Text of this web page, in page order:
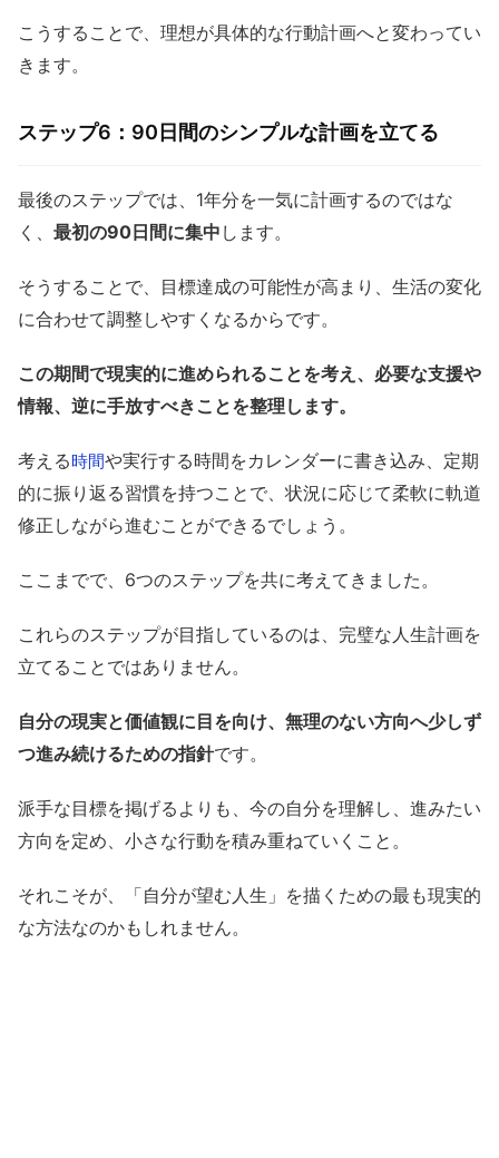
こうすることで、理想が具体的な行動計画へと変わってい
きます。
ステップ6：90日間のシンプルな計画を立てる
最後のステップでは、1年分を一気に計画するのではな
く、 最初の90日間に集中 します。
そうすることで、目標達成の可能性が高まり、生活の変化
に合わせて調整しやすくなるからです。
この期間で現実的に進められることを考え、必要な支援や
情報、逆に手放すべきことを整理します。
考える時間や実行する時間をカレンダーに書き込み、定期
的に振り返る習慣を持つことで、状況に応じて柔軟に軌道
修正しながら進むことができるでしょう。
ここまでで、6つのステップを共に考えてきました。
これらのステップが目指しているのは、完璧な人生計画を
立てることではありません。
自分の現実と価値観に目を向け、無理のない方向へ少しず
つ進み続けるための指針です。
派手な目標を掲げるよりも、今の自分を理解し、進みたい
方向を定め、小さな行動を積み重ねていくこと。
それこそが、「自分が望む人生」を描くための最も現実的
な方法なのかもしれません。